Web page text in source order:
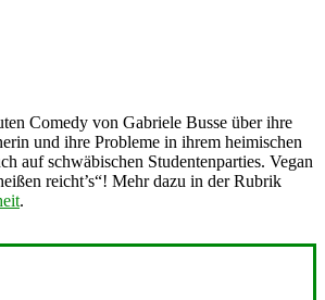
Comedy von Gabriele Busse über ihre
und ihre Probleme in ihrem heimischen
auf schwäbischen Studentenparties. Vegan
reicht’s“! Mehr dazu in der Rubrik
.